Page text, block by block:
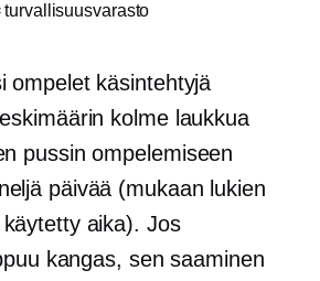
ompelet käsintehtyjä
kolme laukkua
pussin ompelemiseen
päivää (mukaan lukien
aika). Jos
kangas, sen saaminen